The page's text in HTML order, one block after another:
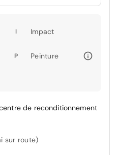
I Impact
P Peinture
de reconditionnement
sur route)